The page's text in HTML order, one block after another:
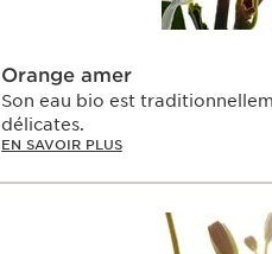
Orange amer
Son eau bio est
délicates.
EN SAVOIR PLUS